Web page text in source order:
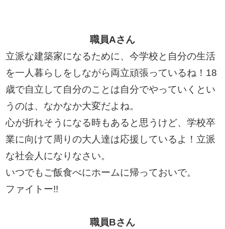
職員Aさん
立派な建築家になるために、今学校と自分の生活
を一人暮らしをしながら両立頑張っているね！18
歳で自立して自分のことは自分でやっていくとい
うのは、なかなか大変だよね。
心が折れそうになる時もあると思うけど、学校卒
業に向けて周りの大人達は応援しているよ！立派
な社会人になりなさい。
いつでもご飯食べにホームに帰っておいで。
ファイトー!!
職員Bさん